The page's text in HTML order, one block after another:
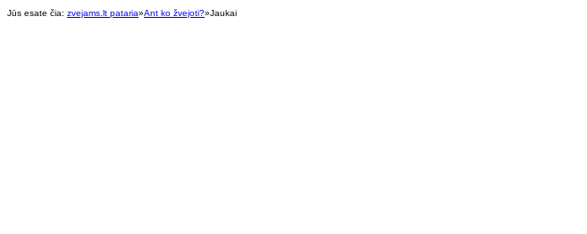
Jūs esate čia: zvejams.lt pataria»Ant ko žvejoti?»Jaukai